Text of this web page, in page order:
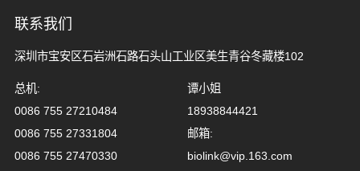
联系我们
深圳市宝安区石岩洲石路石头山工业区美生青谷冬藏楼102
总机:
谭小姐
0086 755 27210484
18938844421
0086 755 27331804
邮箱:
0086 755 27470330
biolink@vip.163.com